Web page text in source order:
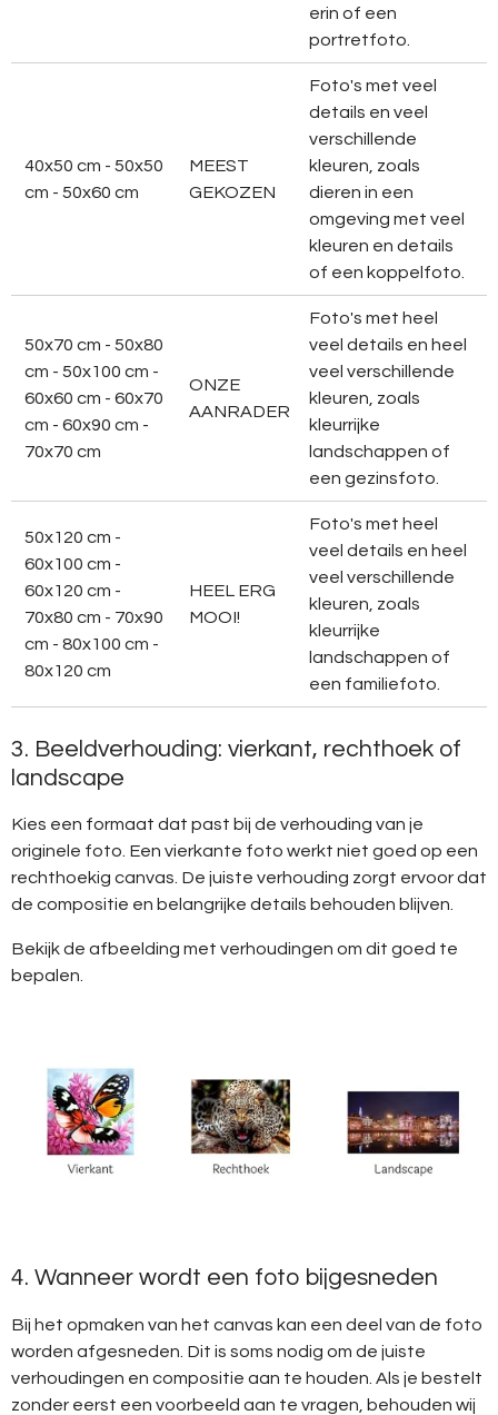
erin of een
portretfoto.
40x50 cm - 50x50
cm - 50x60 cm
MEEST
GEKOZEN
Foto's met veel
details en veel
verschillende
kleuren, zoals
dieren in een
omgeving met veel
kleuren en details
of een koppelfoto.
50x70 cm - 50x80
cm - 50x100 cm -
60x60 cm - 60x70
cm - 60x90 cm -
70x70 cm
ONZE
AANRADER
Foto's met heel
veel details en heel
veel verschillende
kleuren, zoals
kleurrijke
landschappen of
een gezinsfoto.
50x120 cm -
60x100 cm -
60x120 cm -
70x80 cm - 70x90
cm - 80x100 cm -
80x120 cm
HEEL ERG
MOOI!
Foto's met heel
veel details en heel
veel verschillende
kleuren, zoals
kleurrijke
landschappen of
een familiefoto.
3. Beeldverhouding: vierkant, rechthoek of
landscape
Kies een formaat dat past bij de verhouding van je
originele foto. Een vierkante foto werkt niet goed op een
rechthoekig canvas. De juiste verhouding zorgt ervoor dat
de compositie en belangrijke details behouden blijven.
Bekijk de afbeelding met verhoudingen om dit goed te
bepalen.
4. Wanneer wordt een foto bijgesneden
Bij het opmaken van het canvas kan een deel van de foto
worden afgesneden. Dit is soms nodig om de juiste
verhoudingen en compositie aan te houden. Als je bestelt
zonder eerst een voorbeeld aan te vragen, behouden wij